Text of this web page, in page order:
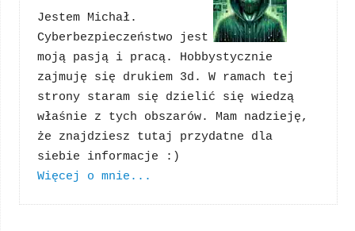
Jestem Michał.
Cyberbezpieczeństwo jest
moją pasją i pracą. Hobbystycznie
zajmuję się drukiem 3d. W ramach tej
strony staram się dzielić się wiedzą
właśnie z tych obszarów. Mam nadzieję,
że znajdziesz tutaj przydatne dla
Więcej o mnie...